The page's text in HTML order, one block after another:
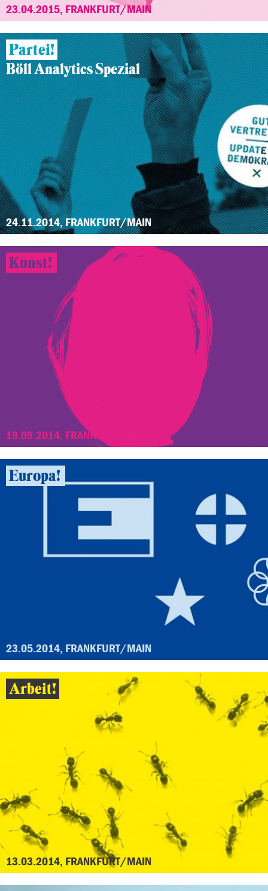
23.04.2015, FRANKFURT/MAIN
Partei!
Böll Analytics Spezial
24.11.2014, FRANKFURT/MAIN
Kunst!
19.09.2014, FRANKFURT/MAIN
Europa!
23.05.2014, FRANKFURT/MAIN
Arbeit!
13.03.2014, FRANKFURT/MAIN